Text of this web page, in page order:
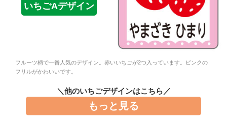
商品ガイド
会社概要
らせ
いちごAデザイン
フルーツ柄で一番人気のデザイン。赤いいちごが2つ入っています。ピンクの
フリルがかわいいです。
＼他のいちごデザインはこちら／
もっと見る